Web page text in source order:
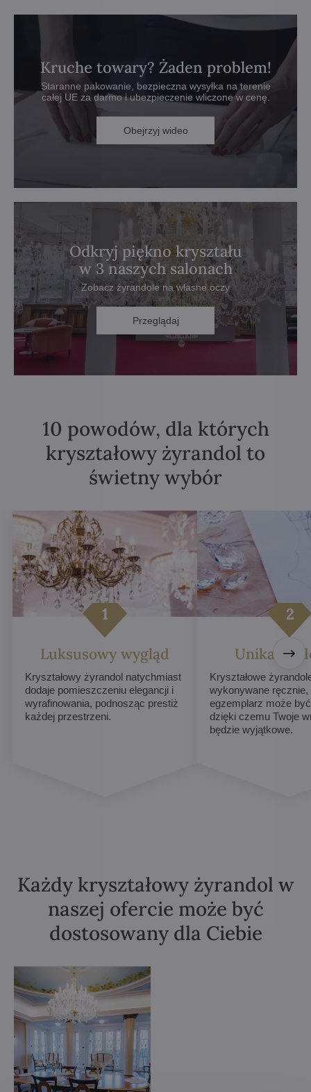
Kruche towary? Żaden problem!
Staranne pakowanie, bezpieczna wysyłka na terenie
całej UE za darmo i ubezpieczenie wliczone w cenę.
Obejrzyj wideo
Odkryj piękno kryształu
w 3 naszych salonach
Zobacz żyrandole na własne oczy
Przeglądaj
10 powodów, dla których
kryształowy żyrandol to
świetny wybór
Luksusowy wygląd
Kryształowy żyrandol natychmiast
dodaje pomieszczeniu elegancji i
wyrafinowania, podnosząc prestiż
każdej przestrzeni.
Unikalne
Kryształowe
wykonywane
egzemplarz może
dzięki czemu Twoje
będzie wyjątkowe.
Każdy kryształowy żyrandol w
naszej ofercie może być
dostosowany dla Ciebie